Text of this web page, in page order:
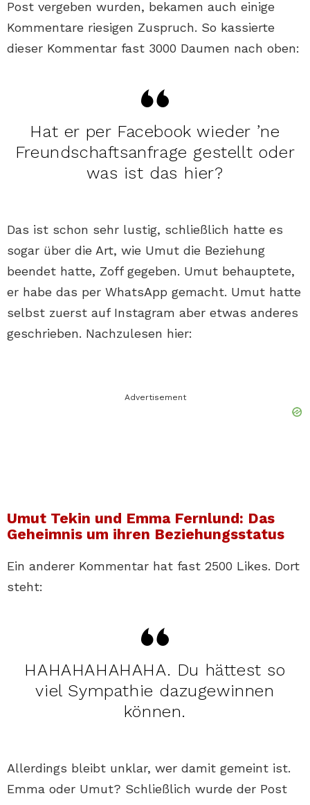
Post vergeben wurden, bekamen auch einige
Kommentare riesigen Zuspruch. So kassierte
dieser Kommentar fast 3000 Daumen nach oben:
Hat er per Facebook wieder ’ne
Freundschaftsanfrage gestellt oder
was ist das hier?
Das ist schon sehr lustig, schließlich hatte es
sogar über die Art, wie Umut die Beziehung
beendet hatte, Zoff gegeben. Umut behauptete,
er habe das per WhatsApp gemacht. Umut hatte
selbst zuerst auf Instagram aber etwas anderes
geschrieben. Nachzulesen hier:
Advertisement
Umut Tekin und Emma Fernlund: Das
Geheimnis um ihren Beziehungsstatus
Ein anderer Kommentar hat fast 2500 Likes. Dort
steht:
HAHAHAHAHAHA. Du hättest so
viel Sympathie dazugewinnen
können.
Allerdings bleibt unklar, wer damit gemeint ist.
Emma oder Umut? Schließlich wurde der Post